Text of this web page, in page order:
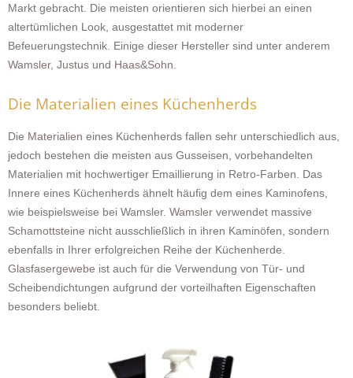
Markt gebracht. Die meisten orientieren sich hierbei an einen
altertümlichen Look, ausgestattet mit moderner
Befeuerungstechnik. Einige dieser Hersteller sind unter anderem
Wamsler, Justus und Haas&Sohn
Die Materialien eines Küchenherds
Die Materialien eines Küchenherds fallen sehr unterschiedlich aus,
jedoch bestehen die meisten aus Gusseisen, vorbehandelten
Materialien mit hochwertiger Emaillierung in Retro-Farben. Das
Innere eines Küchenherds ähnelt häufig dem eines Kaminofens,
wie beispielsweise bei Wamsler. Wamsler verwendet massive
Schamottsteine nicht ausschließlich in ihren Kaminöfen, sondern
ebenfalls in Ihrer erfolgreichen Reihe der Küchenherde.
Glasfasergewebe ist auch für die Verwendung von Tür- und
Scheibendichtungen aufgrund der vorteilhaften Eigenschaften
besonders beliebt.